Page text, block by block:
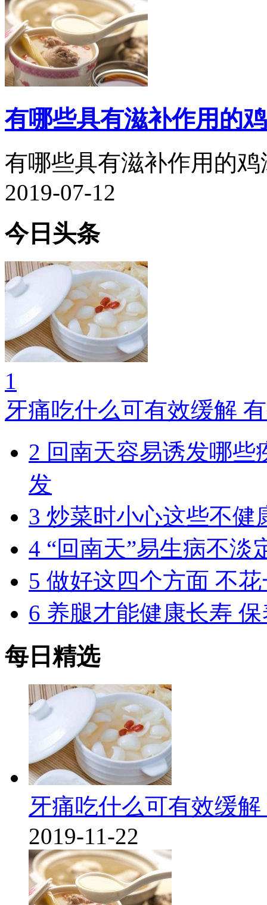
有哪些具有滋补作用的
有哪些具有滋补作用的鸡
2019-07-12
今日头条
1
牙痛吃什么可有效缓解
2 回南天容易诱发哪
发
3 炒菜时小心这些不健
4 “回南天”易生病不淡
5 做好这四个方面 不
6 养腿才能健康长寿
每日精选
牙痛吃什么可有效缓
2019-11-22